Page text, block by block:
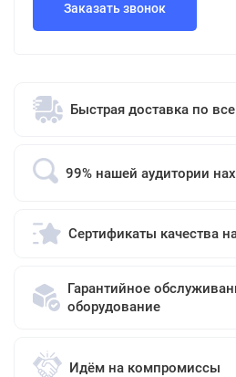
Заказать звонок
Быстрая доставка по
99% нашей аудитории
Сертификаты качества
Гарантийное
оборудование
Идём на компромиссы